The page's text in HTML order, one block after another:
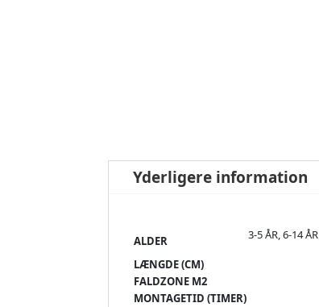
Yderligere information
ALDER 3-5 ÅR, 6-14 ÅR
LÆNGDE (CM)
FALDZONE M2
MONTAGETID (TIMER)